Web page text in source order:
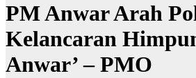
PM Anwar Arah
Kelancaran
Anwar’ – PMO